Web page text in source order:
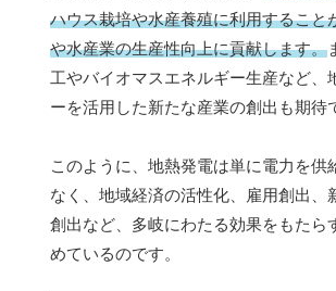
ハウス栽培や水産養殖に利用すること
や水産業の生産性向上に貢献します。
工やバイオマスエネルギー生産など、
ーを活用した新たな産業の創出も期待
このように、地熱発電は単に電力を供
なく、地域経済の活性化、雇用創出、
創出など、多岐にわたる効果をもたら
めているのです。